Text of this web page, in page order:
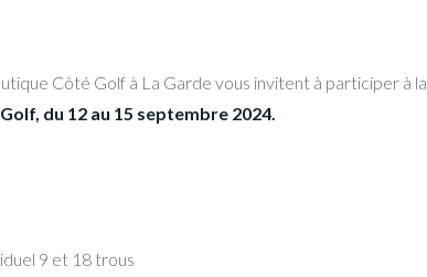
Côté Golf à La Garde vous invitent à participer à la
du 12 au 15 septembre 2024.
9 et 18 trous